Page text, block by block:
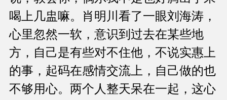
喝上几盅嘛。肖明川看了一眼刘海涛，
心里忽然一软，意识到过去在某些地
方，自己是有些对不住他，不说实惠上
的事，起码在感情交流上，自己做的也
不够用心。两个人整天呆在一起，这心